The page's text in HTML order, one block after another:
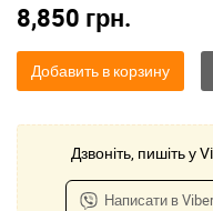
8,850 грн.
Добавить в корзину
Дзвоніть, пишіть у
Написати в Viber